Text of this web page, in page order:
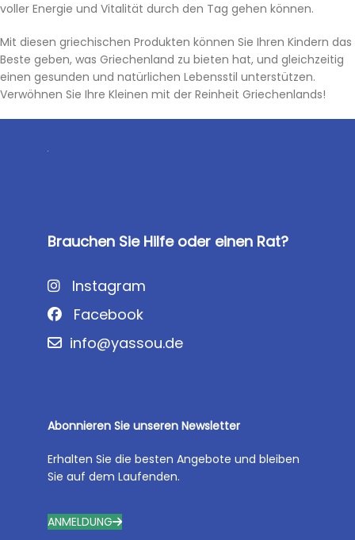
voller Energie und Vitalität durch den Tag gehen können.
Mit diesen griechischen Produkten können Sie Ihren Kindern das
Beste geben, was Griechenland zu bieten hat, und gleichzeitig
einen gesunden und natürlichen Lebensstil unterstützen.
Verwöhnen Sie Ihre Kleinen mit der Reinheit Griechenlands!
Brauchen Sie Hilfe oder einen Rat?
Instagram
Facebook
info@yassou.de
Abonnieren Sie unseren Newsletter
Erhalten Sie die besten Angebote und bleiben
Sie auf dem Laufenden.
ANMELDUNG